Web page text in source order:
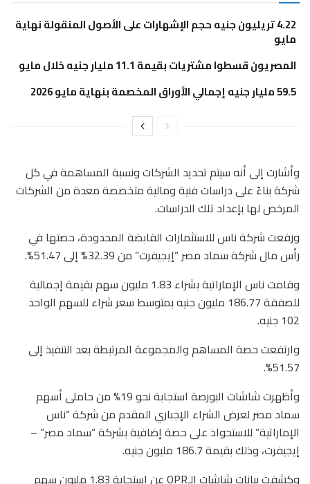
4.22 تريليون جنيه حجم الإشهارات على الأصول المنقولة نهاية
مايو
المصريون قسطوا مشتريات بقيمة 11.1 مليار جنيه خلال مايو
59.5 مليار جنيه إجمالي الأوراق المخصمة بنهاية مايو 2026
وأشارت إلى أنه سيتم تحديد الشركات ونسبة المساهمة في كل
شركة بناءً على دراسات فنية ومالية متخصصة معدة من الشركات
المرخص لها بإعداد تلك الدراسات.
ورفعت شركة ناس للاستثمارات القابضة المحدودة، حصتها في
رأس مال شركة سماد مصر “إيجيفرت” من 32.39% إلى 51.47%.
وقامت ناس الإماراتية بشراء 1.83 مليون سهم بقيمة إجمالية
للصفقة 186.77 مليون جنيه بمتوسط سعر شراء للسهم الواحد
102 جنيه.
وارتفعت حصة المساهم والمجموعة المرتبطة بعد التنفيذ إلى
51.57%.
وأظهرت شاشات البورصة استجابة نحو 19% من حاملى أسهم
سماد مصر لعرض الشراء الإجباري المقدم من شركة “ناس
الإماراتية” للاستحواذ على حصة إضافية بشركة “سماد مصر” –
إيجيفرت، وذلك بقيمة 186.7 مليون جنيه.
وكشفت بيانات شاشات الـOPR عن استجابة 1.83 مليون سهم